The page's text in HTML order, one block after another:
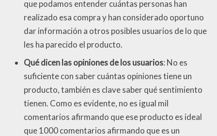
que podamos entender cuántas personas han
realizado esa compra y han considerado oportuno
dar información a otros posibles usuarios de lo que
les ha parecido el producto.
Qué dicen las opiniones de los usuarios: No es
suficiente con saber cuántas opiniones tiene un
producto, también es clave saber qué sentimiento
tienen. Como es evidente, no es igual mil
comentarios afirmando que ese producto es ideal
que 1000 comentarios afirmando que es un